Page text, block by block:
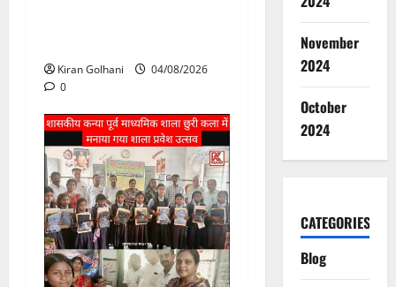
Kiran Golhani
04/08/2026
0
November
2024
October
2024
CATEGORIES
Blog